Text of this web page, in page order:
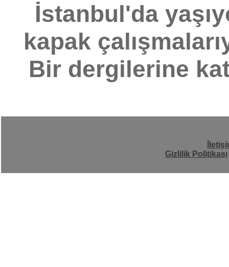
İstanbul'da
kapak
Bir dergilerine
Gizlilik Politikası